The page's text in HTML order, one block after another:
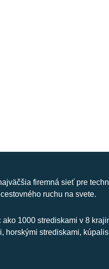
firemná sieť pre
ruchu na svete.
1000 strediskami v 8
horskými strediskami,